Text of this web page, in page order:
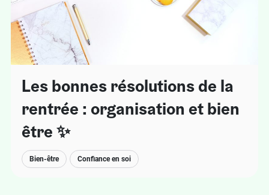
Les bonnes résolutions de la
rentrée : organisation et bien
être ✨
Bien-être Confiance en soi